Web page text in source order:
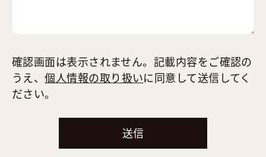
確認画面は表示されません。記載内容をご確認の
うえ、個人情報の取り扱いに同意して送信してく
ださい。